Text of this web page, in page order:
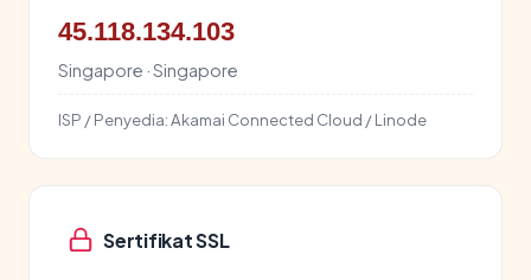
45.118.134.103
Singapore · Singapore
ISP / Penyedia:Akamai Connected Cloud / Linode
Sertifikat SSL